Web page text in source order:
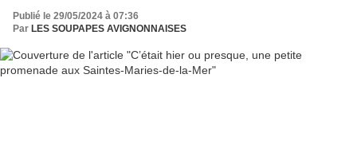
Publié le 29/05/2024 à 07:36
Par LES SOUPAPES AVIGNONNAISES